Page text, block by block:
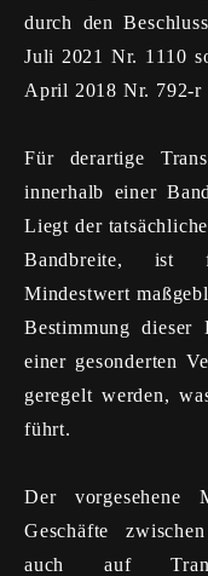
durch den
Juli 2021 Nr. 1110
April 2018 Nr. 792-r
Für derartige
innerhalb einer
Liegt der
Bandbreite, ist
Mindestwert
Bestimmung dieser
einer gesonderten
geregelt werden,
führt.
Der vorgesehene
Geschäfte
auch auf